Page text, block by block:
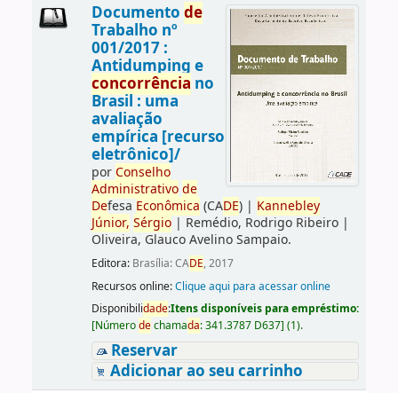
Documento de
Trabalho nº
001/2017 :
Antidumping e
concorrência no
Brasil : uma
avaliação
empírica [recurso
eletrônico]/
porConselho
Administrativo de
Defesa Econômica (CADE)| Kannebley
Júnior, Sérgio| Remédio, Rodrigo Ribeiro|
Oliveira, Glauco Avelino Sampaio.
Editora: Brasília: CADE, 2017
Recursos online:Clique aqui para acessar online
Disponibilidade:Itens disponíveis para empréstimo:
[Númerodechamada:341.3787 D637] (1).
Reservar
Adicionar ao seu carrinho